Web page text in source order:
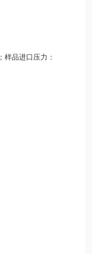
；样品进口压力：